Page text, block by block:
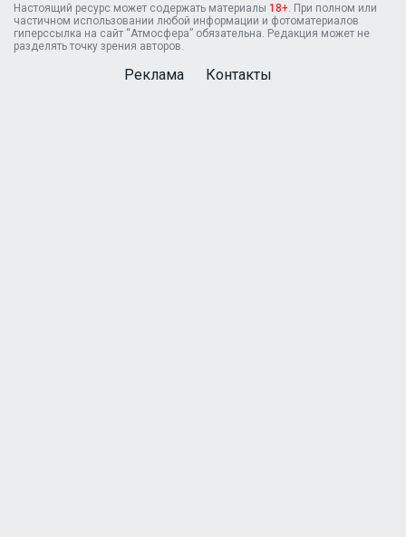
Настоящий ресурс может содержать материалы 18+. При полном или
частичном использовании любой информации и фотоматериалов
гиперссылка на сайт “Атмосфера” обязательна. Редакция может не
разделять точку зрения авторов.
Реклама Контакты